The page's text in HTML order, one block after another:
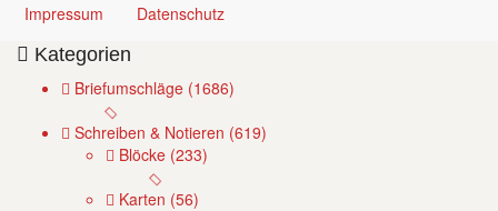
Impressum (current)Datenschutz(current)
Kategorien
Briefumschläge (1686)
Schreiben & Notieren (619)
Blöcke (233)
Karten (56)